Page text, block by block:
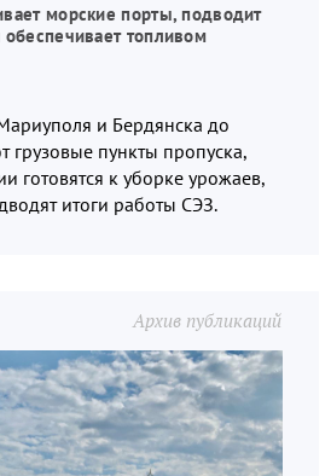
морские порты, подводит
топливом
и Бердянска до
грузовые пункты пропуска,
готовятся к уборке урожаев,
итоги работы СЭЗ.
Архив публикаций